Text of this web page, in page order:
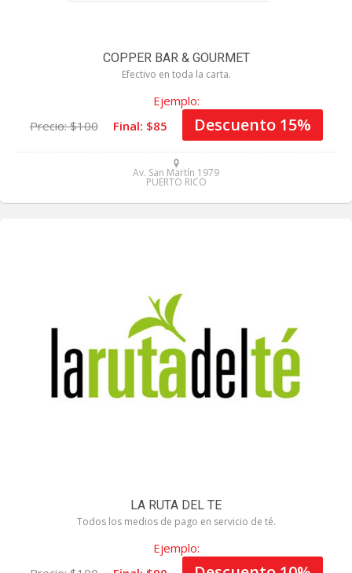
COPPER BAR & GOURMET
Efectivo en toda la carta.
Ejemplo:
Precio: $100
Final: $85 Descuento 15%
Av. San Martín 1979
PUERTO RICO
LA RUTA DEL TE
Todos los medios de pago en servicio de té.
Ejemplo: